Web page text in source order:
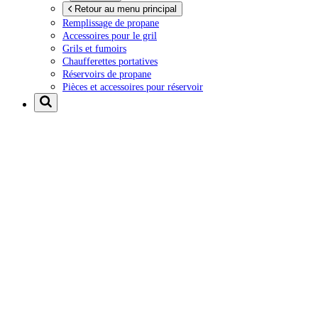
Retour au menu principal
Remplissage de propane
Accessoires pour le gril
Grils et fumoirs
Chaufferettes portatives
Réservoirs de propane
Pièces et accessoires pour réservoir